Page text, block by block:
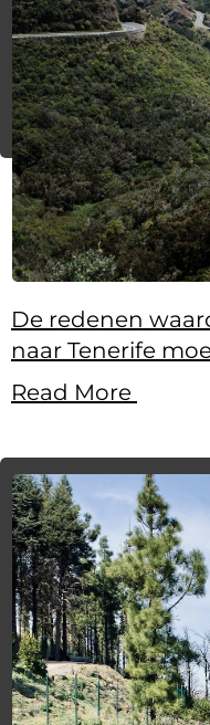
De redenen
naar Tenerife
Read More